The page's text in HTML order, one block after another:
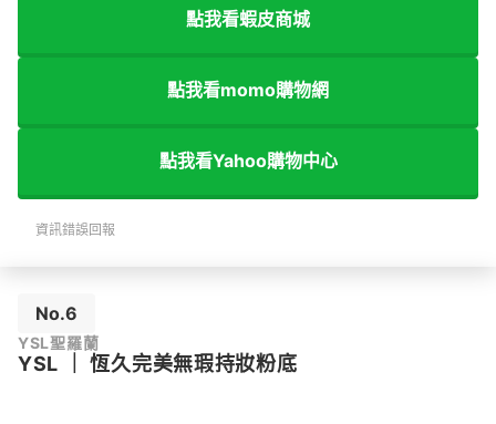
點我看蝦皮商城
點我看momo購物網
點我看Yahoo購物中心
資訊錯誤回報
No.6
YSL聖羅蘭
YSL ｜恆久完美無瑕持妝粉底